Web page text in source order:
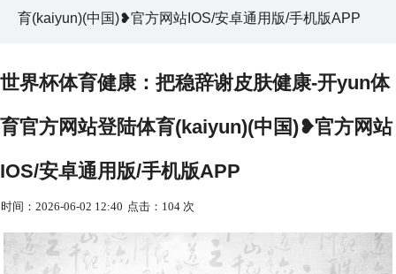
育(kaiyun)(中国)❥官方网站IOS/安卓通用版/手机版APP
世界杯体育健康：把稳辞谢皮肤健康-开yun体
育官方网站登陆体育(kaiyun)(中国)❥官方网站
IOS/安卓通用版/手机版APP
时间：2026-06-02 12:40 点击：104 次